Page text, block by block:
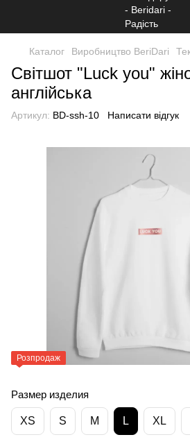
Каталог Виробництво BeriDari
Світшот "Luck you"
англійська
Артикул: BD-ssh-10 Написати відгук
Розпродаж
Размер изделия
XS S M L XL